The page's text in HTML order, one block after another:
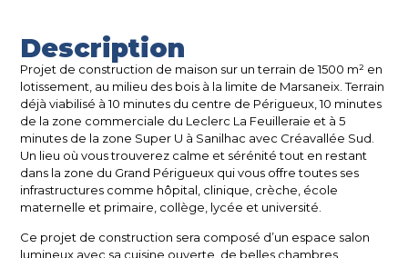
Description
Projet de construction de maison sur un terrain de 1500 m² en
lotissement, au milieu des bois à la limite de Marsaneix. Terrain
déjà viabilisé à 10 minutes du centre de Périgueux, 10 minutes
de la zone commerciale du Leclerc La Feuilleraie et à 5
minutes de la zone Super U à Sanilhac avec Créavallée Sud.
Un lieu où vous trouverez calme et sérénité tout en restant
dans la zone du Grand Périgueux qui vous offre toutes ses
infrastructures comme hôpital, clinique, crèche, école
maternelle et primaire, collège, lycée et université.
Ce projet de construction sera composé d’un espace salon
lumineux avec sa cuisine ouverte, de belles chambres